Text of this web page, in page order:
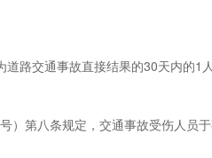
路交通事故直接结果的30天内的1
第八条规定，交通事故受伤人员